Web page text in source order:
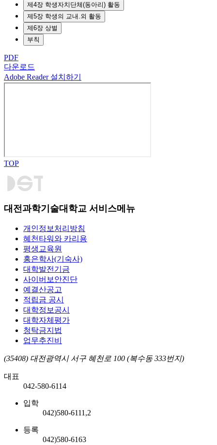
제4장 학생자치단체(동아리) 활동
제5장 학생의 교내.외 활동
제6장 상벌
부칙
PDF
다운로드
Adobe Reader 설치하기
TOP
대전과학기술대학교 서비스메뉴
개인정보처리방침
혜천타워와 카리용
평생교육원
홍은학사(기숙사)
대학발전기금
사이버보안진단
예결산공고
적립금 공시
대학정보공시
대학자체평가
청탁금지법
업무추진비
(35408) 대전광역시 서구 혜천로 100 (복수동 333번지)
대표
042-580-6114
입학
042)580-6111,2
등록
042)580-6163